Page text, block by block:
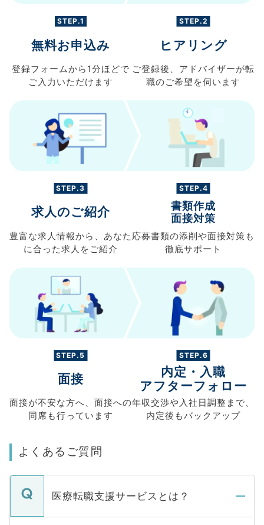
STEP.1
無料お申込み
登録フォームから 1分ほどで
ご入力 いただけます
STEP.2
ヒアリング
ご登録後、 アドバイザーが転
職のご希望を伺います
STEP.3
求人のご紹介
豊富な求人情報から、 あなた
に合った求人を ご紹介
STEP.4
書類作成
面接対策
応募書類の添削や面接対策も
徹底サポート
STEP.5
面接
面接が不安な方へ、 面接への
同席も行っています
STEP.6
内定・入職
アフターフォロー
年収交渉や入社日調整まで、
内定後もバックアップ
よくあるご質問
医療転職支援サービスとは？